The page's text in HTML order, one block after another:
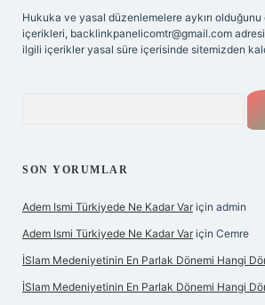
Hukuka ve yasal düzenlemelere aykırı
içerikleri, backlinkpanelicomtr@gmail.com
ilgili içerikler yasal süre içerisinde sitemizden
SON YORUMLAR
Adem Ismi Türkiyede Ne Kadar Var için admin
Adem Ismi Türkiyede Ne Kadar Var için Cemre
İSlam Medeniyetinin En Parlak Dönemi Hangi
İSlam Medeniyetinin En Parlak Dönemi Hangi